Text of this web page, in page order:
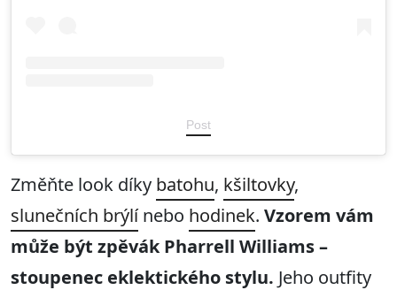
Post
Změňte look díky batohu, kšiltovky,
slunečních brýlínebo hodinek. Vzorem vám
může být zpěvák Pharrell Williams –
stoupenec eklektického stylu. Jeho outfity